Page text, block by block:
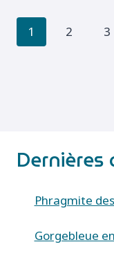
Navigation
1 2 3
Phragmite
Gorgebleue